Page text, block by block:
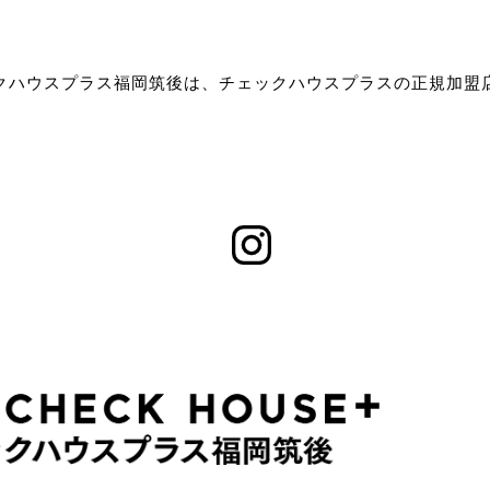
ハウスプラス福岡筑後は、チェックハウスプラスの正規加盟